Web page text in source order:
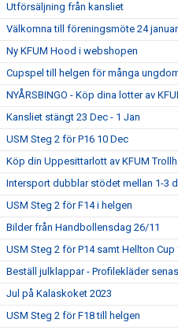
Utförsäljning från kansliet
Välkomna till föreningsmöte 24
Ny KFUM Hood i webshopen
Cupspel till helgen för många
NYÅRSBINGO - Köp dina lotter av
Kansliet stängt 23 Dec - 1 Jan
USM Steg 2 för P16 10 Dec
Köp din Uppesittarlott av KFUM
Intersport dubblar stödet mellan 1-3
USM Steg 2 för F14 i helgen
Bilder från Handbollensdag 26/11
USM Steg 2 för P14 samt Hellton Cup
Beställ julklappar - Profilekläder
Jul på Kalaskoket 2023
USM Steg 2 för F18 till helgen